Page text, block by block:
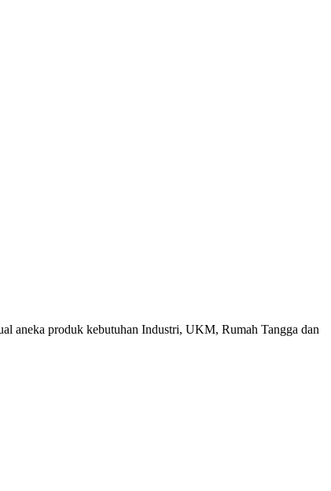
aneka produk kebutuhan Industri, UKM, Rumah Tangga dan